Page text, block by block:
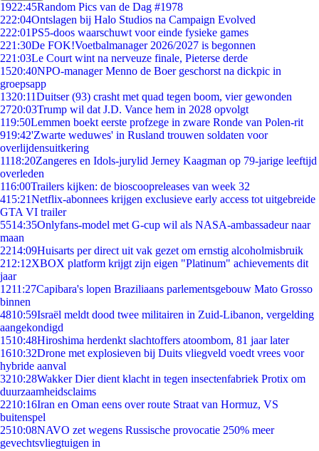
1922:45Random Pics van de Dag #1978
222:04Ontslagen bij Halo Studios na Campaign Evolved
222:01PS5-doos waarschuwt voor einde fysieke games
221:30De FOK!Voetbalmanager 2026/2027 is begonnen
221:03Le Court wint na nerveuze finale, Pieterse derde
1520:40NPO-manager Menno de Boer geschorst na dickpic in
groepsapp
1320:11Duitser (93) crasht met quad tegen boom, vier gewonden
2720:03Trump wil dat J.D. Vance hem in 2028 opvolgt
119:50Lemmen boekt eerste profzege in zware Ronde van Polen-rit
919:42'Zwarte weduwes' in Rusland trouwen soldaten voor
overlijdensuitkering
1118:20Zangeres en Idols-jurylid Jerney Kaagman op 79-jarige leeftijd
overleden
116:00Trailers kijken: de bioscoopreleases van week 32
415:21Netflix-abonnees krijgen exclusieve early access tot uitgebreide
GTA VI trailer
5514:35Onlyfans-model met G-cup wil als NASA-ambassadeur naar
maan
2214:09Huisarts per direct uit vak gezet om ernstig alcoholmisbruik
212:12XBOX platform krijgt zijn eigen "Platinum" achievements dit
jaar
1211:27Capibara's lopen Braziliaans parlementsgebouw Mato Grosso
binnen
4810:59Israël meldt dood twee militairen in Zuid-Libanon, vergelding
aangekondigd
1510:48Hiroshima herdenkt slachtoffers atoombom, 81 jaar later
1610:32Drone met explosieven bij Duits vliegveld voedt vrees voor
hybride aanval
3210:28Wakker Dier dient klacht in tegen insectenfabriek Protix om
duurzaamheidsclaims
2210:16Iran en Oman eens over route Straat van Hormuz, VS
buitenspel
2510:08NAVO zet wegens Russische provocatie 250% meer
gevechtsvliegtuigen in